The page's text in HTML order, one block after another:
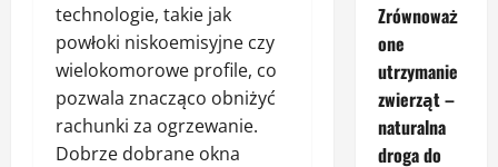
technologie, takie jak
powłoki niskoemisyjne czy
wielokomorowe profile, co
pozwala znacząco obniżyć
rachunki za ogrzewanie.
Dobrze dobrane okna
Zrównoważ
one
utrzymanie
zwierząt –
naturalna
droga do